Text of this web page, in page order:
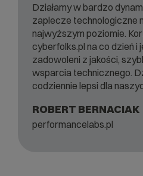
Działamy w bardzo
zaplecze technologiczne
najwyższym poziomie.
cyberfolks.pl na co dzień i
zadowoleni z jakości,
wsparcia technicznego.
codziennie lepsi dla
ROBERT BERNACIAK
performancelabs.pl